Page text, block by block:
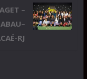
–
RJ